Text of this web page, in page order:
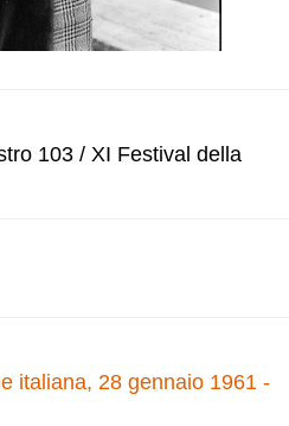
103 / XI Festival della
italiana, 28 gennaio 1961 -